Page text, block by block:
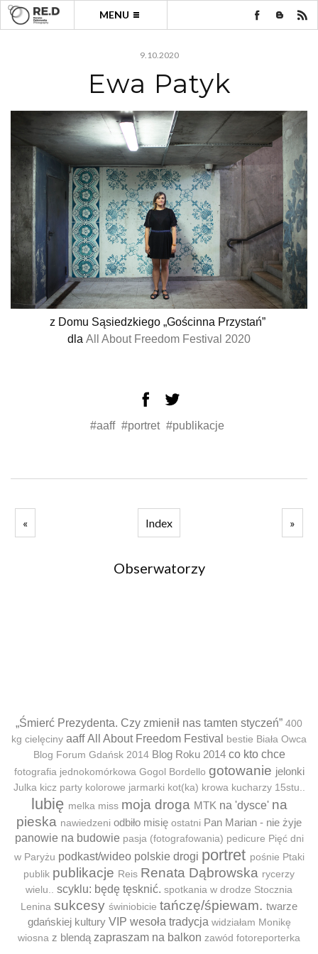
MENU
9.10.2020
Ewa Patyk
z Domu Sąsiedzkiego „Gościnna Przystań”
dla All About Freedom Festival 2020
#aaff #portret #publikacje
« Index »
Obserwatorzy
„Śmierć Prezydenta. Czy zmienił nas tamten styczeń” 400
kg cielęciny aaff All About Freedom Festival bestie Biała Owca
Blog Forum Gdańsk 2014 Blog Roku 2014 co kto chce
fotografia jednokomórkowa Gogol Bordello gotowanie jelonki
Julka kicz party kolorowe jarmarki kot(ka) krowa kucharzy 15stu..
lubię melka miss moja droga MTK na 'dysce' na
pieska nawiedzeni odbiło misię ostatni Pan Marian - nie żyje
panowie na budowie pasja (fotografowania) pedicure Pięć dni
w Paryżu podkast/wideo polskie drogi portret pośnie Ptaki
publik publikacje Reis Renata Dąbrowska rycerzy
wielu..
scyklu: będę tęsknić. spotkania w drodze Stocznia
Lenina sukcesy świniobicie tańczę/śpiewam. twarze
gdańskiej kultury VIP wesoła tradycja widziałam Monikę
wiosna z blendą zapraszam na balkon zawód fotoreporterka